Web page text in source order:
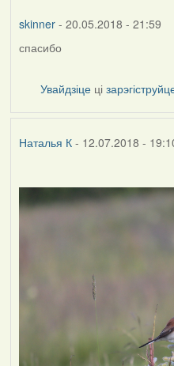
skinner- 20.05.2018 - 21:59
спасибо
Увайдзіце ці
Наталья К- 12.07.2018 -